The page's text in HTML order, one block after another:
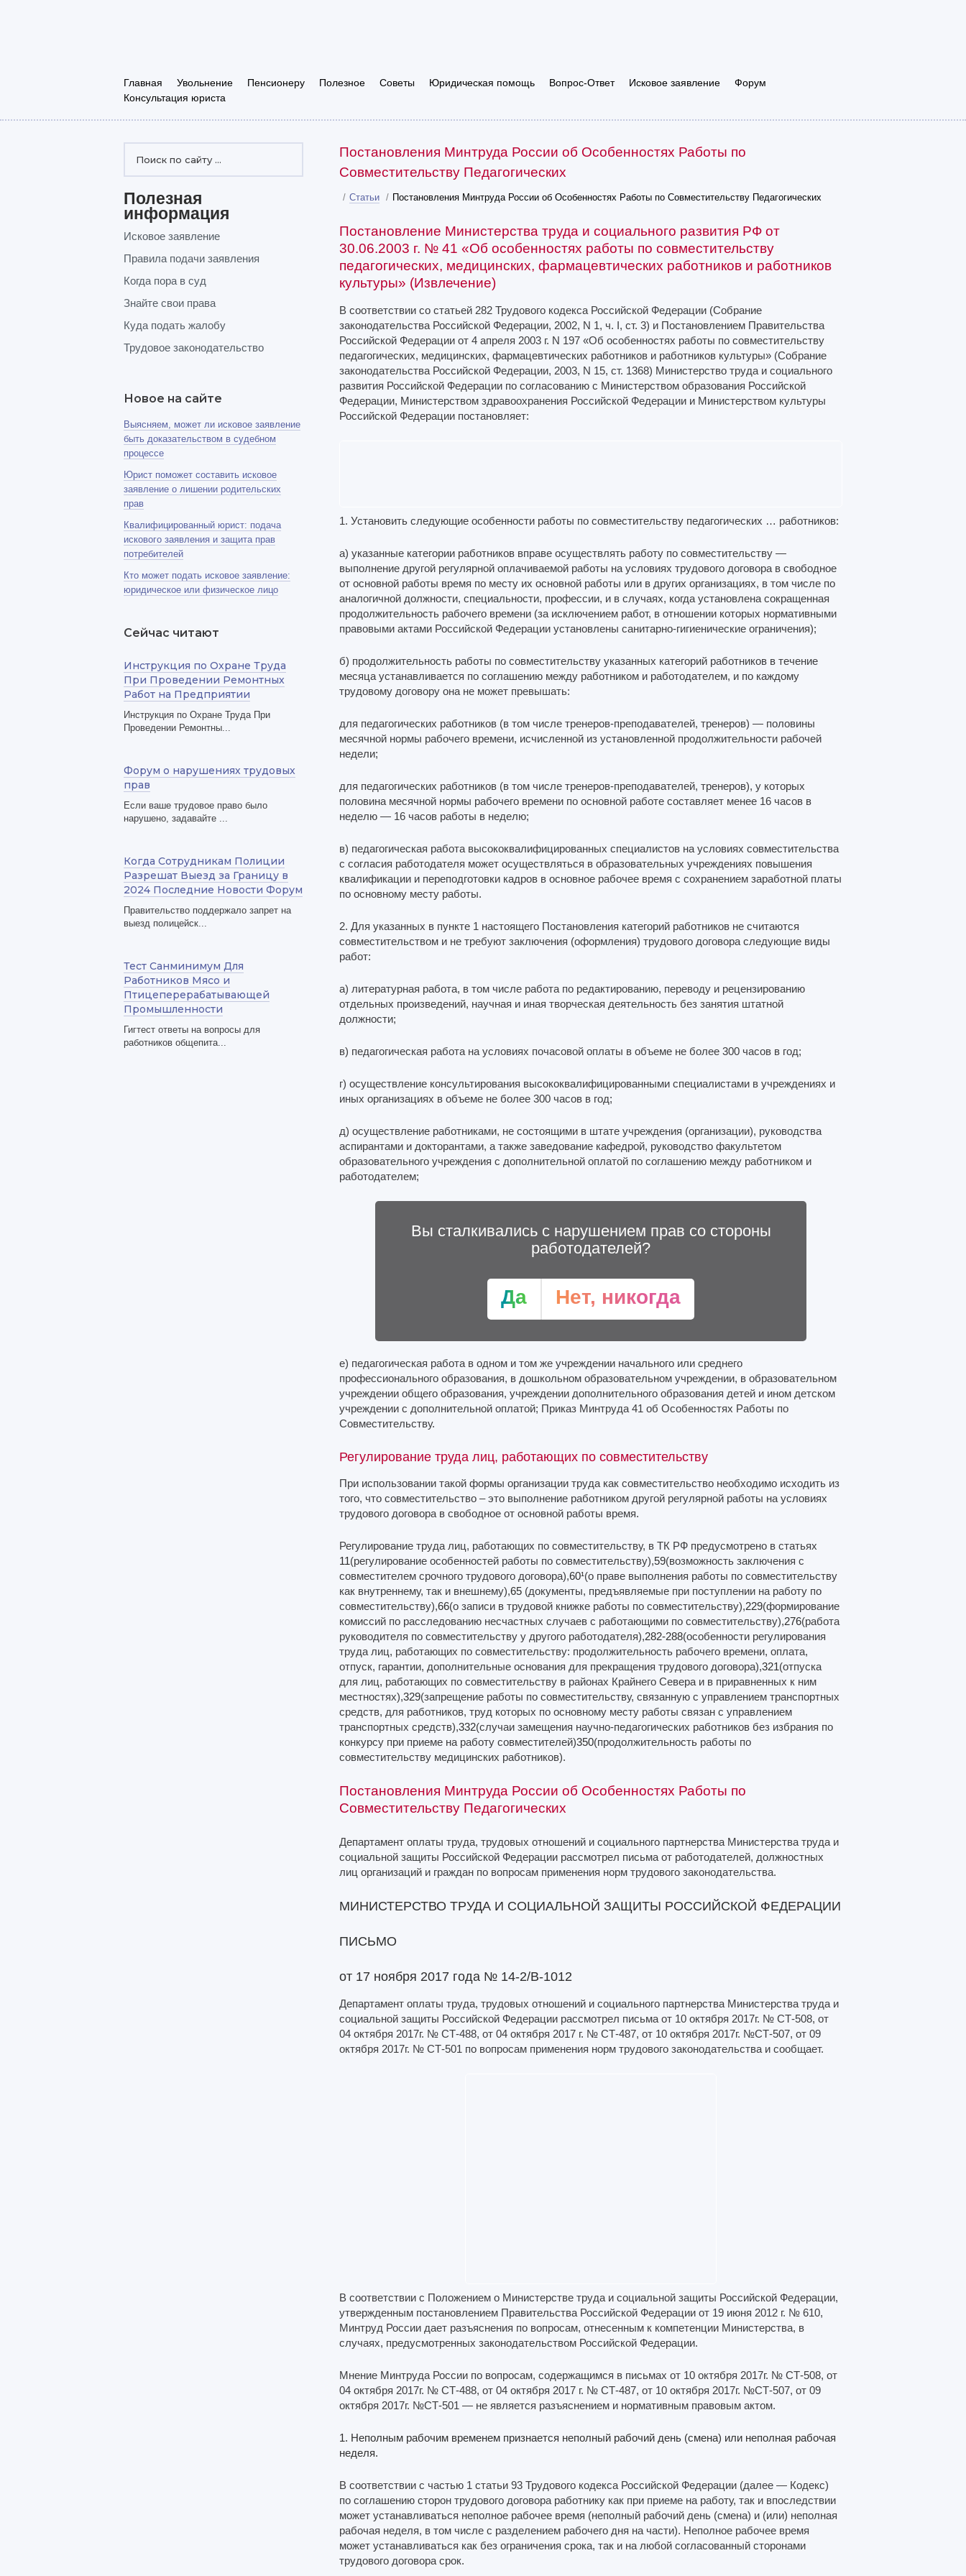
Главная Увольнение Пенсионеру Полезное Советы Юридическая помощь Вопрос-Ответ Исковое заявление
Форум
Консультация юриста
Постановления Минтруда России об Особенностях Работы по
Совместительству Педагогических
/ Статьи / Постановления Минтруда России об Особенностях Работы по Совместительству Педагогических
Постановление Министерства труда и социального развития РФ от
30.06.2003 г. № 41 «Об особенностях работы по совместительству
педагогических, медицинских, фармацевтических работников и работников
культуры» (Извлечение)
В соответствии со статьей 282 Трудового кодекса Российской Федерации (Собрание
законодательства Российской Федерации, 2002, N 1, ч. I, ст. 3) и Постановлением Правительства
Российской Федерации от 4 апреля 2003 г. N 197 «Об особенностях работы по совместительству
педагогических, медицинских, фармацевтических работников и работников культуры» (Собрание
законодательства Российской Федерации, 2003, N 15, ст. 1368) Министерство труда и социального
развития Российской Федерации по согласованию с Министерством образования Российской
Федерации, Министерством здравоохранения Российской Федерации и Министерством культуры
Российской Федерации постановляет:
1. Установить следующие особенности работы по совместительству педагогических … работников:
а) указанные категории работников вправе осуществлять работу по совместительству —
выполнение другой регулярной оплачиваемой работы на условиях трудового договора в свободное
от основной работы время по месту их основной работы или в других организациях, в том числе по
аналогичной должности, специальности, профессии, и в случаях, когда установлена сокращенная
продолжительность рабочего времени (за исключением работ, в отношении которых нормативными
правовыми актами Российской Федерации установлены санитарно-гигиенические ограничения);
б) продолжительность работы по совместительству указанных категорий работников в течение
месяца устанавливается по соглашению между работником и работодателем, и по каждому
трудовому договору она не может превышать:
для педагогических работников (в том числе тренеров-преподавателей, тренеров) — половины
месячной нормы рабочего времени, исчисленной из установленной продолжительности рабочей
недели;
для педагогических работников (в том числе тренеров-преподавателей, тренеров), у которых
половина месячной нормы рабочего времени по основной работе составляет менее 16 часов в
неделю — 16 часов работы в неделю;
в) педагогическая работа высококвалифицированных специалистов на условиях совместительства
с согласия работодателя может осуществляться в образовательных учреждениях повышения
квалификации и переподготовки кадров в основное рабочее время с сохранением заработной платы
по основному месту работы.
2. Для указанных в пункте 1 настоящего Постановления категорий работников не считаются
совместительством и не требуют заключения (оформления) трудового договора следующие виды
работ:
а) литературная работа, в том числе работа по редактированию, переводу и рецензированию
отдельных произведений, научная и иная творческая деятельность без занятия штатной
должности;
в) педагогическая работа на условиях почасовой оплаты в объеме не более 300 часов в год;
г) осуществление консультирования высококвалифицированными специалистами в учреждениях и
иных организациях в объеме не более 300 часов в год;
д) осуществление работниками, не состоящими в штате учреждения (организации), руководства
аспирантами и докторантами, а также заведование кафедрой, руководство факультетом
образовательного учреждения с дополнительной оплатой по соглашению между работником и
работодателем;
Вы сталкивались с нарушением прав со стороны
работодателей?
Да Нет, никогда
е) педагогическая работа в одном и том же учреждении начального или среднего
профессионального образования, в дошкольном образовательном учреждении, в образовательном
учреждении общего образования, учреждении дополнительного образования детей и ином детском
учреждении с дополнительной оплатой; Приказ Минтруда 41 об Особенностях Работы по
Совместительству.
Регулирование труда лиц, работающих по совместительству
При использовании такой формы организации труда как совместительство необходимо исходить из
того, что совместительство – это выполнение работником другой регулярной работы на условиях
трудового договора в свободное от основной работы время.
Регулирование труда лиц, работающих по совместительству, в ТК РФ предусмотрено в статьях
11(регулирование особенностей работы по совместительству),59(возможность заключения с
совместителем срочного трудового договора),60¹(о праве выполнения работы по совместительству
как внутреннему, так и внешнему),65 (документы, предъявляемые при поступлении на работу по
совместительству),66(о записи в трудовой книжке работы по совместительству),229(формирование
комиссий по расследованию несчастных случаев с работающими по совместительству),276(работа
руководителя по совместительству у другого работодателя),282-288(особенности регулирования
труда лиц, работающих по совместительству: продолжительность рабочего времени, оплата,
отпуск, гарантии, дополнительные основания для прекращения трудового договора),321(отпуска
для лиц, работающих по совместительству в районах Крайнего Севера и в приравненных к ним
местностях),329(запрещение работы по совместительству, связанную с управлением транспортных
средств, для работников, труд которых по основному месту работы связан с управлением
транспортных средств),332(случаи замещения научно-педагогических работников без избрания по
конкурсу при приеме на работу совместителей)350(продолжительность работы по
совместительству медицинских работников).
Постановления Минтруда России об Особенностях Работы по
Совместительству Педагогических
Департамент оплаты труда, трудовых отношений и социального партнерства Министерства труда и
социальной защиты Российской Федерации рассмотрел письма от работодателей, должностных
лиц организаций и граждан по вопросам применения норм трудового законодательства.
МИНИСТЕРСТВО ТРУДА И СОЦИАЛЬНОЙ ЗАЩИТЫ РОССИЙСКОЙ ФЕДЕРАЦИИ
ПИСЬМО
от 17 ноября 2017 года № 14-2/В-1012
Департамент оплаты труда, трудовых отношений и социального партнерства Министерства труда и
социальной защиты Российской Федерации рассмотрел письма от 10 октября 2017г. № СТ-508, от
04 октября 2017г. № СТ-488, от 04 октября 2017 г. № СТ-487, от 10 октября 2017г. №СТ-507, от 09
октября 2017г. № СТ-501 по вопросам применения норм трудового законодательства и сообщает.
В соответствии с Положением о Министерстве труда и социальной защиты Российской Федерации,
утвержденным постановлением Правительства Российской Федерации от 19 июня 2012 г. № 610,
Минтруд России дает разъяснения по вопросам, отнесенным к компетенции Министерства, в
случаях, предусмотренных законодательством Российской Федерации.
Мнение Минтруда России по вопросам, содержащимся в письмах от 10 октября 2017г. № СТ-508, от
04 октября 2017г. № СТ-488, от 04 октября 2017 г. № СТ-487, от 10 октября 2017г. №СТ-507, от 09
октября 2017г. №СТ-501 — не является разъяснением и нормативным правовым актом.
1. Неполным рабочим временем признается неполный рабочий день (смена) или неполная рабочая
неделя.
В соответствии с частью 1 статьи 93 Трудового кодекса Российской Федерации (далее — Кодекс)
по соглашению сторон трудового договора работнику как при приеме на работу, так и впоследствии
может устанавливаться неполное рабочее время (неполный рабочий день (смена) и (или) неполная
рабочая неделя, в том числе с разделением рабочего дня на части). Неполное рабочее время
может устанавливаться как без ограничения срока, так и на любой согласованный сторонами
трудового договора срок.
Полезная
информация
Исковое заявление
Правила подачи заявления
Когда пора в суд
Знайте свои права
Куда подать жалобу
Трудовое законодательство
Новое на сайте
Выясняем, может ли исковое заявление
быть доказательством в судебном
процессе
Юрист поможет составить исковое
заявление о лишении родительских
прав
Квалифицированный юрист: подача
искового заявления и защита прав
потребителей
Кто может подать исковое заявление:
юридическое или физическое лицо
Сейчас читают
Инструкция по Охране Труда
При Проведении Ремонтных
Работ на Предприятии
Инструкция по Охране Труда При
Проведении Ремонтны...
Форум о нарушениях трудовых
прав
Если ваше трудовое право было
нарушено, задавайте ...
Когда Сотрудникам Полиции
Разрешат Выезд за Границу в
2024 Последние Новости Форум
Правительство поддержало запрет на
выезд полицейск...
Тест Санминимум Для
Работников Мясо и
Птицеперерабатывающей
Промышленности
Гигтест ответы на вопросы для
работников общепита...